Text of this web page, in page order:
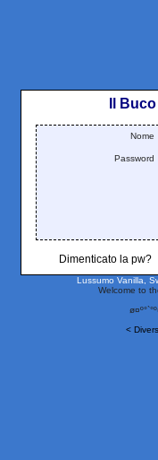
Il
Nome
Password
Dimenticato la pw?
Lussumo Vanilla,
Welcome to
<